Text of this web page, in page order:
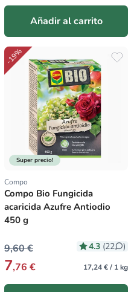
Añadir al carrito
-19%
Super precio!
Proveedor:
Compo
Compo Bio Fungicida
acaricida Azufre Antiodio
450 g
4.3 (22 )
9,60 €
7,76 € 17,24 € / 1 kg